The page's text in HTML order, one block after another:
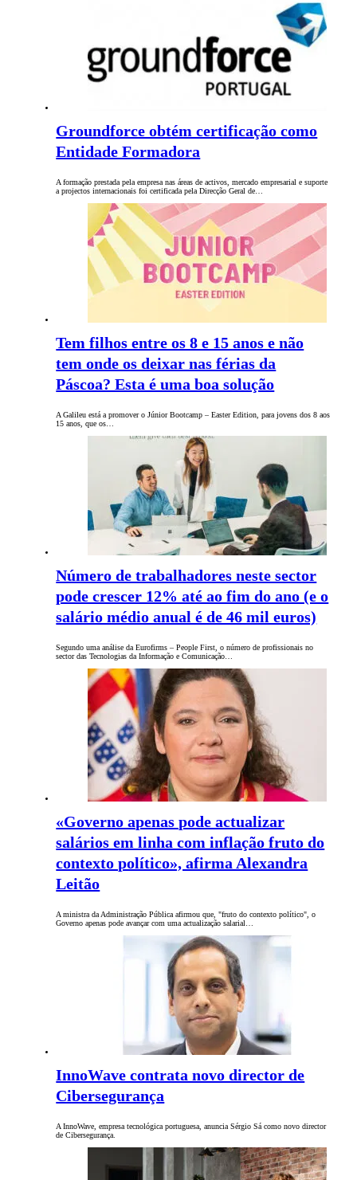
Groundforce obtém certificação como
Entidade Formadora
A formação prestada pela empresa nas áreas de activos, mercado empresarial e suporte
a projectos internacionais foi certificada pela Direcção Geral de…
Tem filhos entre os 8 e 15 anos e não
tem onde os deixar nas férias da
Páscoa? Esta é uma boa solução
A Galileu está a promover o Júnior Bootcamp – Easter Edition, para jovens dos 8 aos
15 anos, que os…
Número de trabalhadores neste sector
pode crescer 12% até ao fim do ano (e o
salário médio anual é de 46 mil euros)
Segundo uma análise da Eurofirms – People First, o número de profissionais no
sector das Tecnologias da Informação e Comunicação…
«Governo apenas pode actualizar
salários em linha com inflação fruto do
contexto político», afirma Alexandra
Leitão
A ministra da Administração Pública afirmou que, "fruto do contexto político", o
Governo apenas pode avançar com uma actualização salarial…
InnoWave contrata novo director de
Cibersegurança
A InnoWave, empresa tecnológica portuguesa, anuncia Sérgio Sá como novo director
de Cibersegurança.